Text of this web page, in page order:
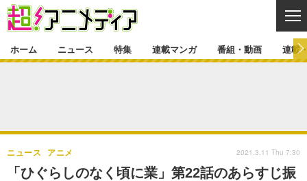
ゲーム・アプリ マンガ
特集一覧 カバー
連載マンガ
連載一覧
番組・動画
ホーム ニュース 特集 連載マンガ 番組・動画 連載
「ひぐらしのなく頃に業」第22話のあらすじ振
ニュース アニメ 2021.3.11 Thu 7:30